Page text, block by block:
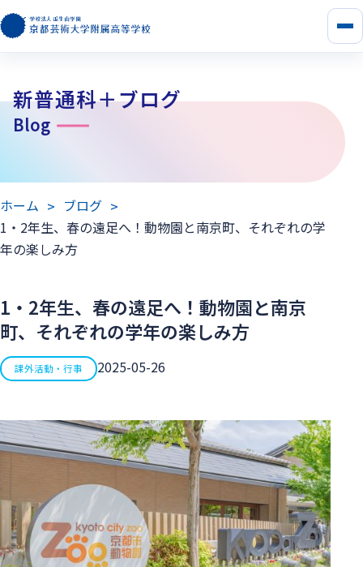
メ
ニ
く
新普通科＋ブログ
Blog
ホーム
ブログ
1・2年生、春の遠足へ！動物園と南京町、それぞれの学
年の楽しみ方
1・2年生、春の遠足へ！動物園と南京
町、それぞれの学年の楽しみ方
課外活動・行事 2025-05-26